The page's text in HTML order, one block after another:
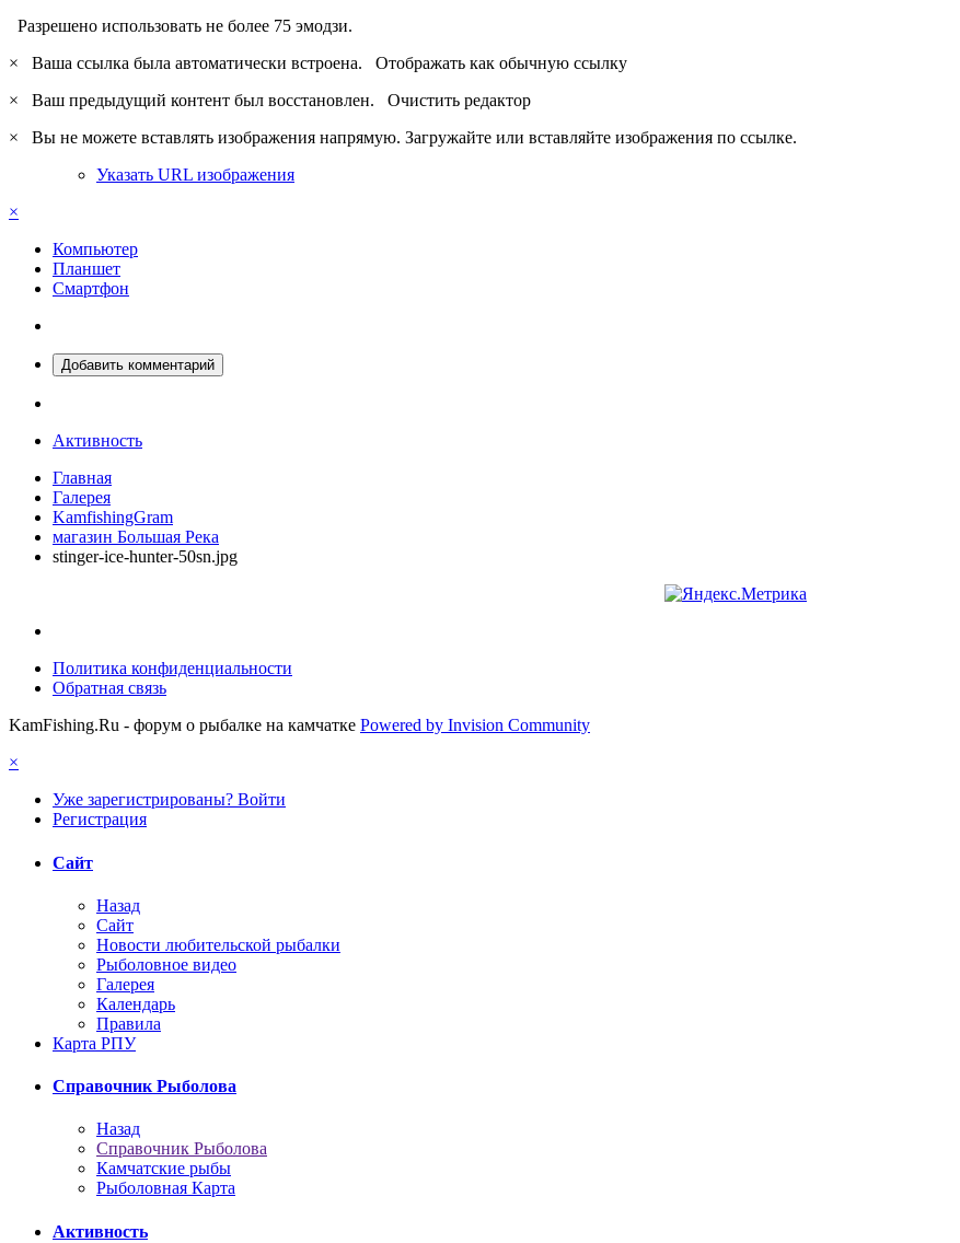
Разрешено использовать не более 75 эмодзи.
×
Ваша ссылка была автоматически встроена. Отображать как обычную ссылку
×
Ваш предыдущий контент был восстановлен. Очистить редактор
×
Вы не можете вставлять изображения напрямую. Загружайте или вставляйте изображения по ссылке.
Указать URL изображения
×
Компьютер
Планшет
Смартфон
Добавить комментарий
Активность
Главная
Галерея
KamfishingGram
магазин Большая Река
stinger-ice-hunter-50sn.jpg
Политика конфиденциальности
Обратная связь
KamFishing.Ru - форум о рыбалке на камчатке Powered by Invision Community
×
Уже зарегистрированы? Войти
Регистрация
Сайт
Назад
Сайт
Новости любительской рыбалки
Рыболовное видео
Галерея
Календарь
Правила
Карта РПУ
Справочник Рыболова
Назад
Справочник Рыболова
Камчатские рыбы
Рыболовная Карта
Активность